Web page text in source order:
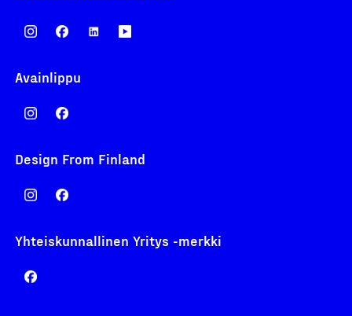
Avainlippu
Design From Finland
Yhteiskunnallinen Yritys -merkki